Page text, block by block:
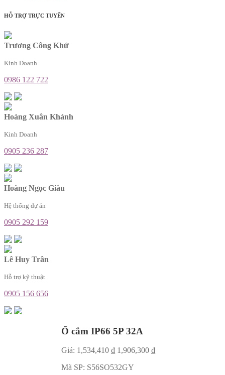
HỖ TRỢ TRỰC TUYẾN
Trương Công Khứ
Kinh Doanh
0986 122 722
Hoàng Xuân Khánh
Kinh Doanh
0905 236 287
Hoàng Ngọc Giàu
Hệ thống dự án
0905 292 159
Lê Huy Trân
Hỗ trợ kỹ thuật
0905 156 656
Ổ cắm IP66 5P 32A
Giá: 1,534,410 ₫ 1,906,300 ₫
Mã SP: S56SO532GY